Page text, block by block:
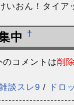
いおん！タイア
中 †
コメントは削
談スレ9 /
ドロ